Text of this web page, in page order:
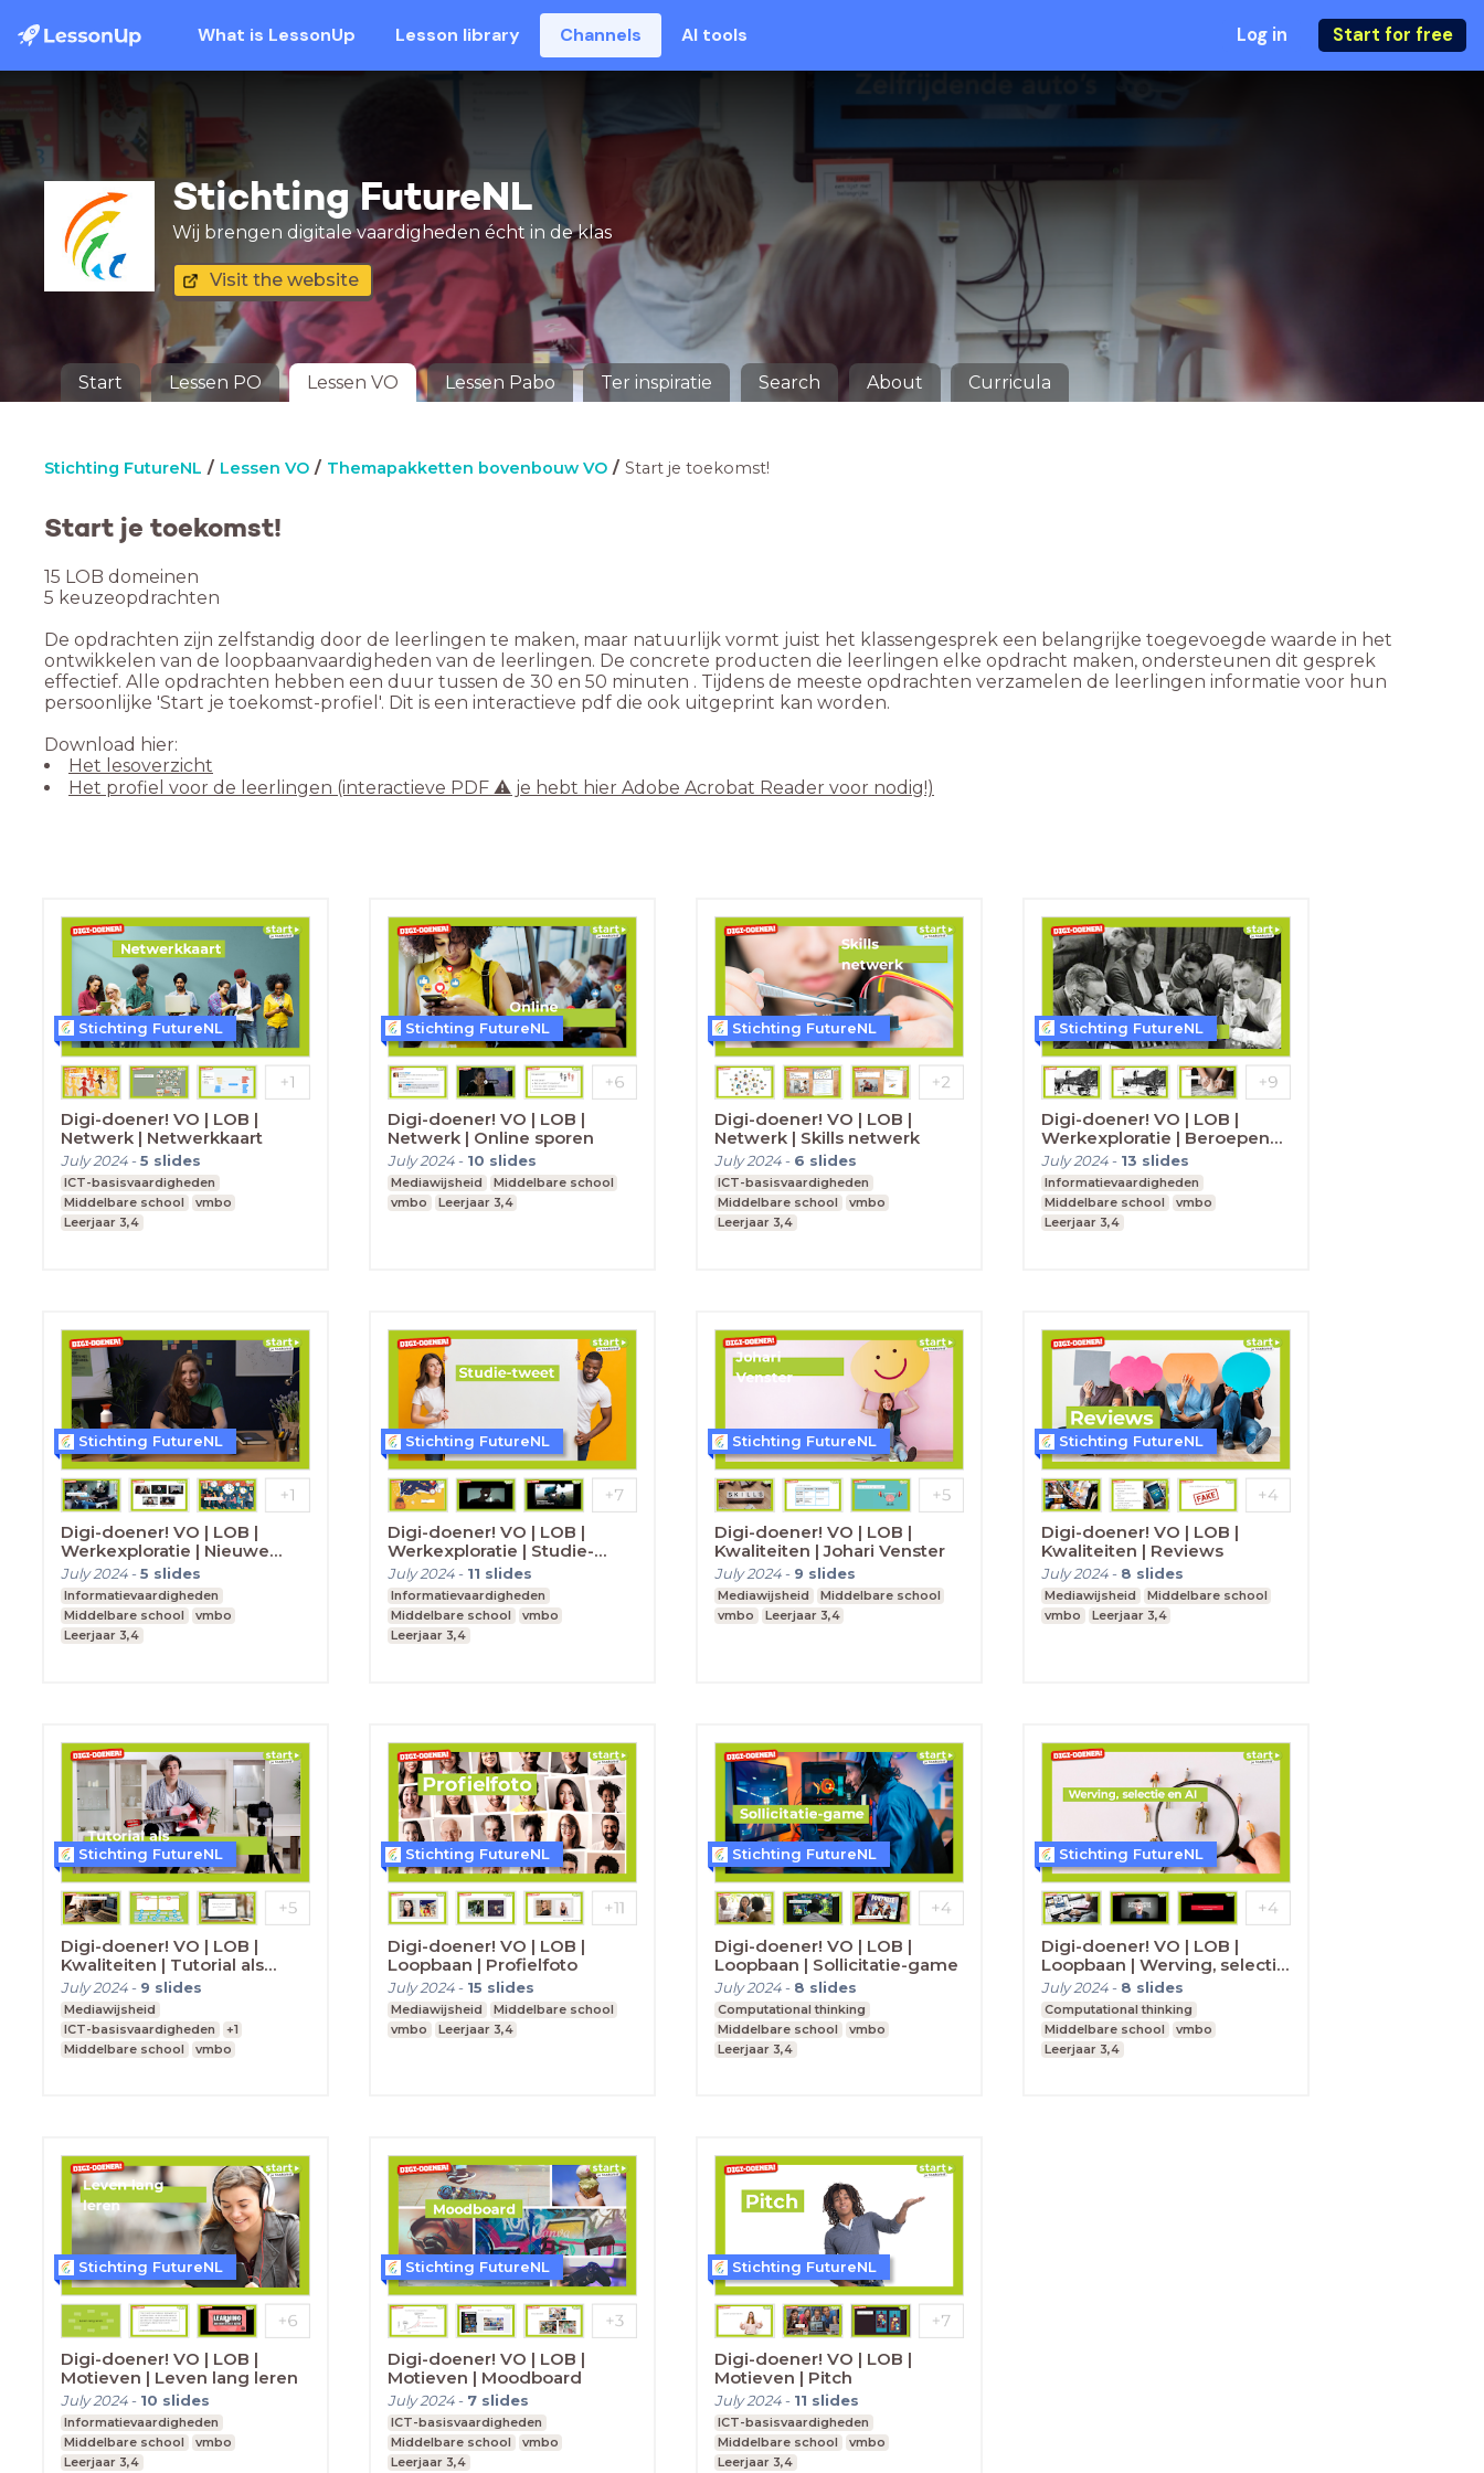
What is LessonUp Lesson library Channels AI tools Log in Start for free
Stichting FutureNL
Wij brengen digitale vaardigheden écht in de klas
Visit the website
Start Lessen PO Lessen VO Lessen Pabo Ter inspiratie Search About Curricula
Stichting FutureNL Lessen VO Themapakketten bovenbouw VO Start je toekomst!
Start je toekomst!
15 LOB domeinen
5 keuzeopdrachten
De opdrachten zijn zelfstandig door de leerlingen te maken, maar natuurlijk vormt juist het klassengesprek een belangrijke toegevoegde waarde in het
ontwikkelen van de loopbaanvaardigheden van de leerlingen. De concrete producten die leerlingen elke opdracht maken, ondersteunen dit gesprek
effectief. Alle opdrachten hebben een duur tussen de 30 en 50 minuten . Tijdens de meeste opdrachten verzamelen de leerlingen informatie voor hun
persoonlijke 'Start je toekomst-profiel'. Dit is een interactieve pdf die ook uitgeprint kan worden.
Het lesoverzicht
Het profiel voor de leerlingen (interactieve PDF ⚠️ je hebt hier Adobe Acrobat Reader voor nodig!)
Digi-doener! VO | LOB |
Netwerk | Netwerkkaart
July 2024-5 slides
ICT-basisvaardigheden
Middelbare school
vmbo
Leerjaar 3,4
Stichting FutureNL
Digi-doener! VO | LOB |
Netwerk | Online sporen
July 2024- 10 slides
Mediawijsheid
Middelbare school
vmbo
Leerjaar 3,4
Stichting FutureNL
Digi-doener! VO | LOB |
Netwerk | Skills netwerk
July 2024- 6 slides
ICT-basisvaardigheden
Middelbare school
vmbo
Leerjaar 3,4
Stichting FutureNL
Digi-doener! VO | LOB |
Werkexploratie | Beroepen
van vroeger en nu
July 2024- 13 slides
Informatievaardigheden
Middelbare school
vmbo
Leerjaar 3,4
Stichting FutureNL
Digi-doener! VO | LOB |
Werkexploratie | Nieuwe
beroepen
July 2024-5 slides
Informatievaardigheden
Middelbare school
vmbo
Leerjaar 3,4
Stichting FutureNL
Digi-doener! VO | LOB |
Werkexploratie | Studie-
tweet
July 2024- 11 slides
Informatievaardigheden
Middelbare school
vmbo
Leerjaar 3,4
Stichting FutureNL
Digi-doener! VO | LOB |
Kwaliteiten | Johari Venster
July 2024- 9 slides
Mediawijsheid
Middelbare school
vmbo
Leerjaar 3,4
Stichting FutureNL
Digi-doener! VO | LOB |
Kwaliteiten | Reviews
July 2024- 8 slides
Mediawijsheid
Middelbare school
vmbo
Leerjaar 3,4
Stichting FutureNL
Digi-doener! VO | LOB |
Kwaliteiten | Tutorial als
visitekaartje
July 2024- 9 slides
Mediawijsheid
ICT-basisvaardigheden
+1
Middelbare school
vmbo
Stichting FutureNL
Digi-doener! VO | LOB |
Loopbaan | Profielfoto
July 2024- 15 slides
Mediawijsheid
Middelbare school
vmbo
Leerjaar 3,4
Stichting FutureNL
Digi-doener! VO | LOB |
Loopbaan | Sollicitatie-game
July 2024- 8 slides
Computational thinking
Middelbare school
vmbo
Leerjaar 3,4
Stichting FutureNL
Digi-doener! VO | LOB |
Loopbaan | Werving, selectie
en AI
July 2024- 8 slides
Computational thinking
Middelbare school
vmbo
Leerjaar 3,4
Stichting FutureNL
Digi-doener! VO | LOB |
Motieven | Leven lang leren
July 2024- 10 slides
Informatievaardigheden
Middelbare school
vmbo
Leerjaar 3,4
Stichting FutureNL
Digi-doener! VO | LOB |
Motieven | Moodboard
July 2024- 7 slides
ICT-basisvaardigheden
Middelbare school
vmbo
Leerjaar 3,4
Stichting FutureNL
Digi-doener! VO | LOB |
Motieven | Pitch
July 2024- 11 slides
ICT-basisvaardigheden
Middelbare school
vmbo
Leerjaar 3,4
Stichting FutureNL